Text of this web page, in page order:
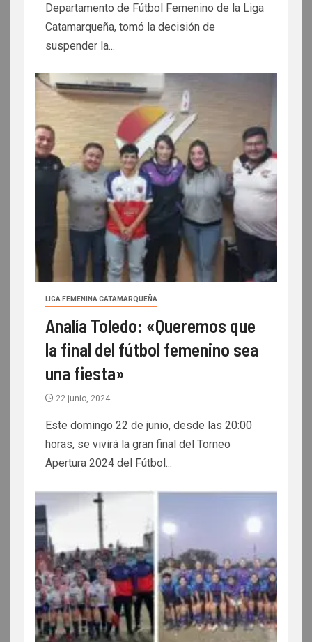
Departamento de Fútbol Femenino de la Liga
Catamarqueña, tomó la decisión de
suspender la...
LIGA FEMENINA CATAMARQUEÑA
Analía Toledo: «Queremos que
la final del fútbol femenino sea
una fiesta»
22 junio, 2024
Este domingo 22 de junio, desde las 20:00
horas, se vivirá la gran final del Torneo
Apertura 2024 del Fútbol...